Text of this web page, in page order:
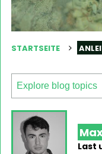
STARTSEITE
Last